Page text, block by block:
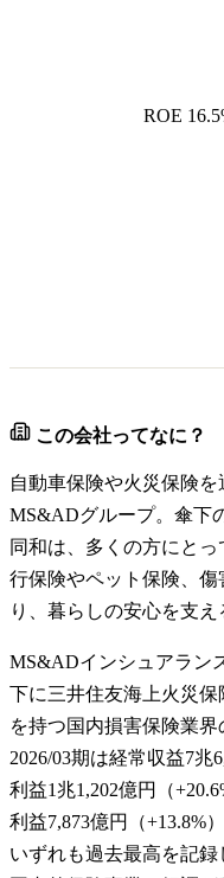
ROE
この会社ってなに？
自動車保険や火災保険
MS&ADグループ。傘下
同和は、多くの方にと
行保険やペット保険、
り、暮らしの安心を支え
MS&ADインシュアラン
下に三井住友海上火災
を持つ国内損害保険業界
2026/03期は経常収益7兆
利益1兆1,202億円（
利益7,873億円（+13.8%
いずれも過去最高を記